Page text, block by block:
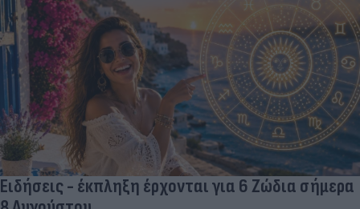
Ειδήσεις - έκπληξη έρχονται για 6 Ζώδια σήμερα